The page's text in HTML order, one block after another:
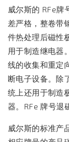
威尔斯的 RFe牌
差严格，整卷带
件热处理后磁性
用于制造继电器
线的收集和重定
断电子设备。除
统上还用于制造
器。RFe 牌号退
威尔斯的标准产